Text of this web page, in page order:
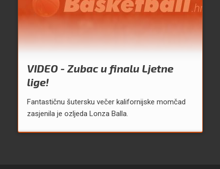
VIDEO - Zubac u finalu Ljetne
lige!
Fantastičnu šutersku večer kalifornijske momčad
zasjenila je ozljeda Lonza Balla.